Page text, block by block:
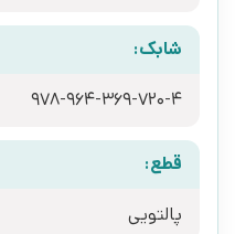
شابک:
978-964-369-720-4
قطع:
پالتویی